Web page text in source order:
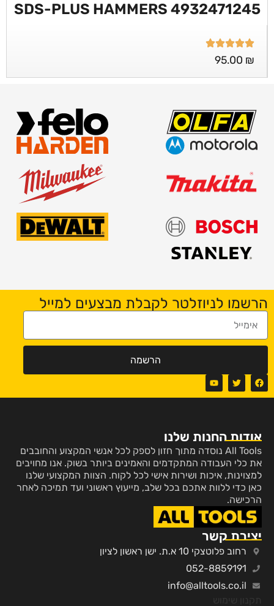
SDS-PLUS HAMMERS 4932471245
95.00 ₪
הרשמו לניוזלטר לקבלת מבצעים למייל
הרשמה
אודות החנות שלנו
All Tools נוסדה מתוך חזון לספק לכל אנשי המקצוע והחובבים
את כלי העבודה המתקדמים והאמינים ביותר בשוק. אנו מחויבים
למצוינות, איכות ושירות אישי לכל לקוח. הצוות המקצועי שלנו
כאן כדי ללוות אתכם בכל שלב, מייעוץ ראשוני ועד תמיכה לאחר
הרכישה.
יצירת קשר
רחוב פלוטצקי 10 א.ת. ישן ראשון לציון
052-8859191
info@alltools.co.il